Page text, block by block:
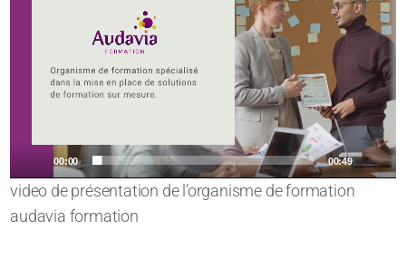
00:00 00:49
video de présentation de l’organisme de formation
audavia formation